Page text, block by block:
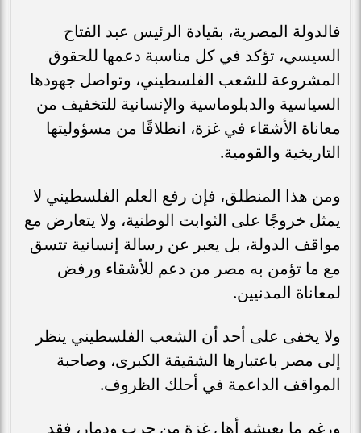
فالدولة المصرية، بقيادة الرئيس عبد الفتاح
السيسي، تؤكد في كل مناسبة دعمها للحقوق
المشروعة للشعب الفلسطيني، وتواصل جهودها
السياسية والدبلوماسية والإنسانية للتخفيف من
معاناة الأشقاء في غزة، انطلاقًا من مسؤوليتها
التاريخية والقومية.
ومن هذا المنطلق، فإن رفع العلم الفلسطيني لا
يمثل خروجًا على الثوابت الوطنية، ولا يتعارض مع
مواقف الدولة، بل يعبر عن رسالة إنسانية تتسق
مع ما تؤمن به مصر من دعم للأشقاء ورفض
لمعاناة المدنيين.
ولا يخفى على أحد أن الشعب الفلسطيني ينظر
إلى مصر باعتبارها الشقيقة الكبرى، وصاحبة
المواقف الداعمة في أحلك الظروف.
ورغم ما يعيشه أهل غزة من حرب ودمار، فقد